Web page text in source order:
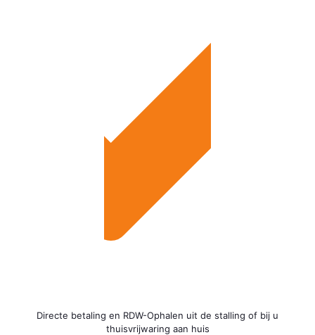
Directe betaling en RDW-Ophalen uit de stalling of bij u
thuisvrijwaring aan huis